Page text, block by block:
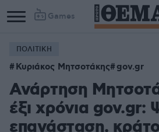
Games
ΠΟΛΙΤΙΚΗ
Κυριάκος Μητσοτάκης gov.gr
Ανάρτηση
έξι χρόνια gov.gr:
επανάσταση,